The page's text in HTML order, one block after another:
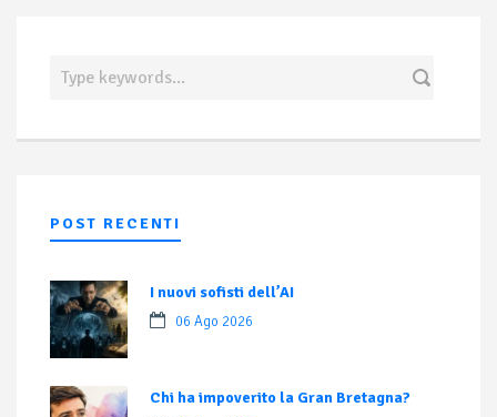
POST RECENTI
I nuovi sofisti dell’AI
06 Ago 2026
Chi ha impoverito la Gran Bretagna?